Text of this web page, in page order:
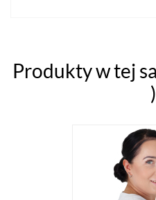
Produkty w tej